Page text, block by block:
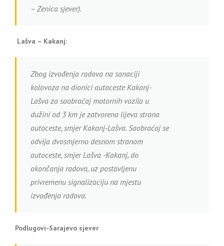
– Zenica sjever).
Lašva – Kakanj:
Zbog izvođenja radova na sanaciji
kolovoza na dionici autoceste Kakanj-
Lašva za saobraćaj motornih vozila u
dužini od 3 km je zatvorena lijeva strana
autoceste, smjer Kakanj-Lašva. Saobraćaj se
odvija dvosmjerno desnom stranom
autoceste, smjer Lašva -Kakanj, do
okončanja radova, uz postavljenu
privremenu signalizaciju na mjestu
izvođenja radova.
Podlugovi-Sarajevo sjever